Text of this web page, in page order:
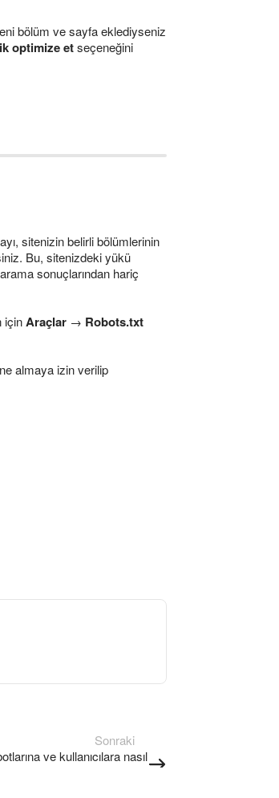
bölüm ve sayfa eklediyseniz
optimize etseçeneğini
sitenizin belirli bölümlerinin
Bu, sitenizdeki yükü
sonuçlarından hariç
içinAraçlar → Robots.txt
almaya izin verilip
Sonraki
ve kullanıcılara nasıl